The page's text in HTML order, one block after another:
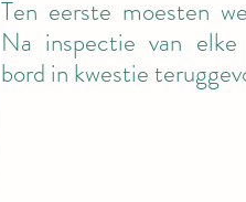
Ten eerste moesten
Na inspectie van
bord in kwestie